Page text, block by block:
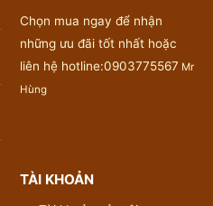
Chọn mua ngay để nhận
những ưu đãi tốt nhất hoặc
liên hệ hotline:0903775567 Mr
Hùng
TÀI KHOẢN